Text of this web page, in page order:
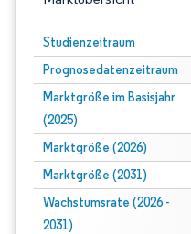
Studienzeitraum
Prognosedatenzeitraum
Marktgröße im Basisjahr
(2025)
Marktgröße (2026)
Marktgröße (2031)
Wachstumsrate (2026 -
2031)